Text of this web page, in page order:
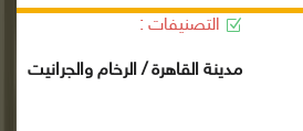
التصنيفات :
مدينة القاهرة / الرخام والجرانيت